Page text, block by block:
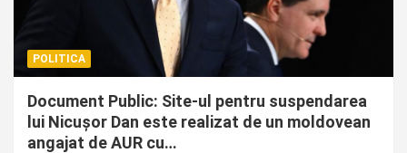
POLITICA
Document Public: Site-ul pentru suspendarea
lui Nicușor Dan este realizat de un moldovean
angajat de AUR cu…